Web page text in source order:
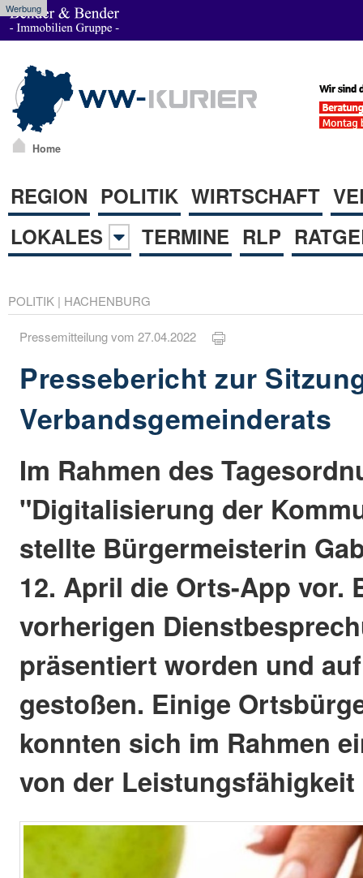
Werbung
Home
REGION POLITIK WIRTSCHAFT
LOKALES
TERMINE RLP
POLITIK | HACHENBURG
Pressemitteilung vom 27.04.2022
Pressebericht zur
Verbandsgemeinderats
Im Rahmen des
"Digitalisierung der
stellte Bürgermeisterin
12. April die Orts-App vor.
vorherigen
präsentiert worden und
gestoßen. Einige
konnten sich im Rahmen
von der Leistungsfähigkeit